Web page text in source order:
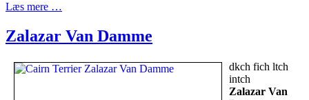
Læs mere …
Zalazar Van Damme
dkch fich ltch
intch
Zalazar Van